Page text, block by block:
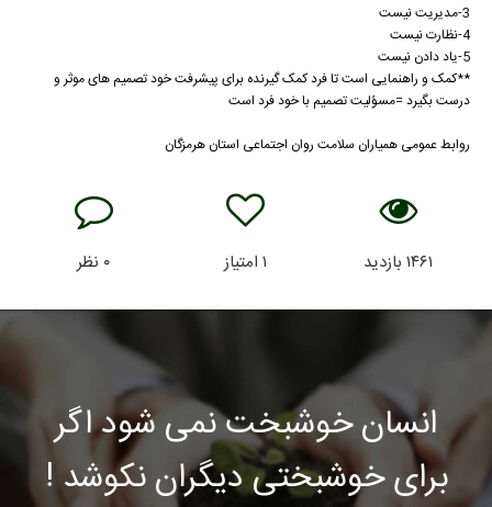
3-مدیریت نیست
4-نظارت نیست
5-یاد دادن نیست
**کمک و راهنمایی است تا فرد کمک گیرنده برای پیشرفت خود تصمیم های موثر و
درست بگیرد =مسؤلیت تصمیم با خود فرد است
روابط عمومی همیاران سلامت روان اجتماعی استان هرمزگان
۱۴۶۱بازدید ۱امتیاز ۰ نظر
انسان خوشبخت نمی شود اگر
برای خوشبختی دیگران نکوشد !